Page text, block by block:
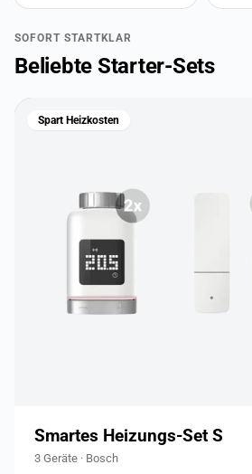
SOFORT STARTKLAR
Beliebte Starter-Sets
Spart Heizkosten
Smartes Heizungs-Set S
3 Geräte · Bosch